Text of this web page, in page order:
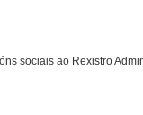
sociais ao Rexistro